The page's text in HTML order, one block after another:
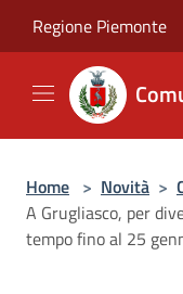
Regione Piemonte
Home > Novità >
A Grugliasco, per
tempo fino al 25